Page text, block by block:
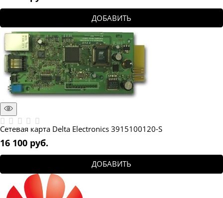
ДОБАВИТЬ
Сетевая карта Delta Electronics 3915100120-S
16 100 руб.
ДОБАВИТЬ